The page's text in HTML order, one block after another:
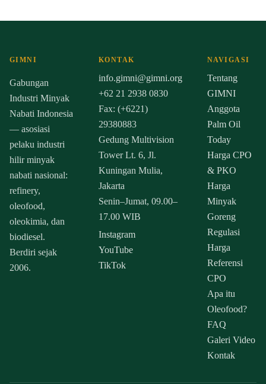
GIMNI
Gabungan
Industri Minyak
Nabati Indonesia
— asosiasi
pelaku industri
hilir minyak
nabati nasional:
refinery,
oleofood,
oleokimia, dan
biodiesel.
Berdiri sejak
2006.
KONTAK
info.gimni@gimni.org
+62 21 2938 0830
Fax: (+6221)
29380883
Gedung Multivision
Tower Lt. 6, Jl.
Kuningan Mulia,
Jakarta
Senin–Jumat, 09.00–
17.00 WIB
Instagram
YouTube
TikTok
NAVIGASI
Tentang
GIMNI
Anggota
Palm Oil
Today
Harga CPO
& PKO
Harga
Minyak
Goreng
Regulasi
Harga
Referensi
CPO
Apa itu
Oleofood?
FAQ
Galeri Video
Kontak